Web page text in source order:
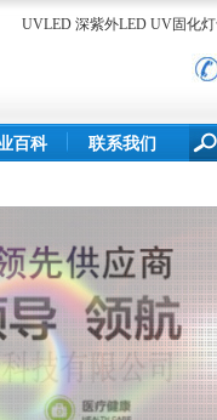
UVLED 深紫外LED UV固化
百科 联系我们